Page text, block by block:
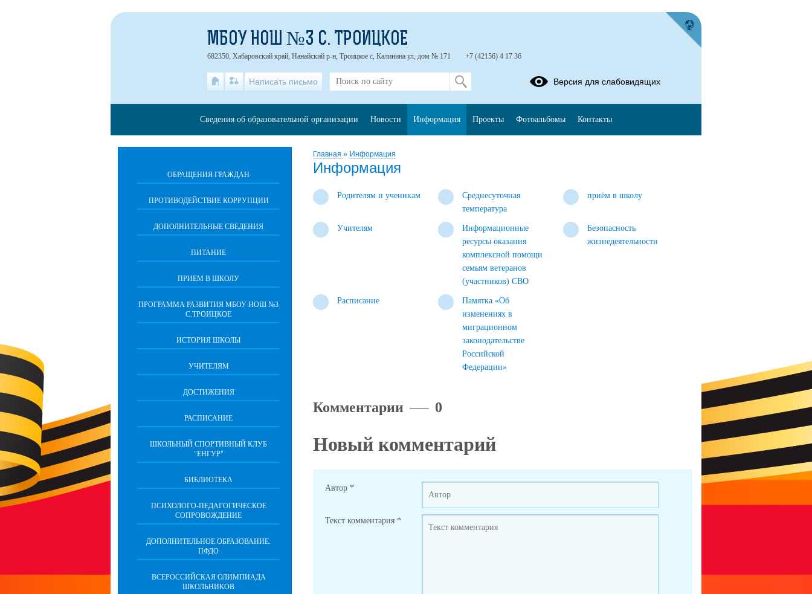
Главная » Информация
Информация
Родителям и ученикам
Среднесуточная
температура
приём в школу
Учителям
Информационные
ресурсы оказания
комплексной помощи
семьям ветеранов
(участников) СВО
Безопасность
жизнедеятельности
Расписание
Памятка «Об
изменениях в
миграционном
законодательстве
Российской
Федерации»
Комментарии 0
Новый комментарий
Автор *
Текст комментария *
ОБРАЩЕНИЯ ГРАЖДАН
ПРОТИВОДЕЙСТВИЕ КОРРУПЦИИ
ДОПОЛНИТЕЛЬНЫЕ СВЕДЕНИЯ
ПИТАНИЕ
ПРИЕМ В ШКОЛУ
ПРОГРАММА РАЗВИТИЯ МБОУ НОШ №3
С.ТРОИЦКОЕ
ИСТОРИЯ ШКОЛЫ
УЧИТЕЛЯМ
ДОСТИЖЕНИЯ
РАСПИСАНИЕ
ШКОЛЬНЫЙ СПОРТИВНЫЙ КЛУБ
"ЕНГУР"
БИБЛИОТЕКА
ПСИХОЛОГО-ПЕДАГОГИЧЕСКОЕ
СОПРОВОЖДЕНИЕ
ДОПОЛНИТЕЛЬНОЕ ОБРАЗОВАНИЕ.
ПФДО
ВСЕРОССИЙСКАЯ ОЛИМПИАДА
ШКОЛЬНИКОВ
МБОУ НОШ №3 С. ТРОИЦКОЕ
682350, Хабаровский край, Нанайский р-н, Троицкое с, Калинина ул, дом № 171 +7 (42156) 4 17 36
Написать письмо Версия для слабовидящих
Сведения об образовательной организации Новости Информация Проекты Фотоальбомы Контакты